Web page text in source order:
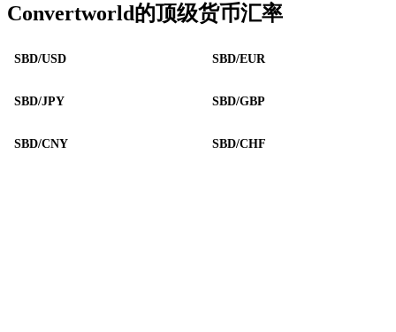
Convertworld的顶级货币汇率
SBD/USD SBD/EUR
SBD/JPY SBD/GBP
SBD/CNY SBD/CHF